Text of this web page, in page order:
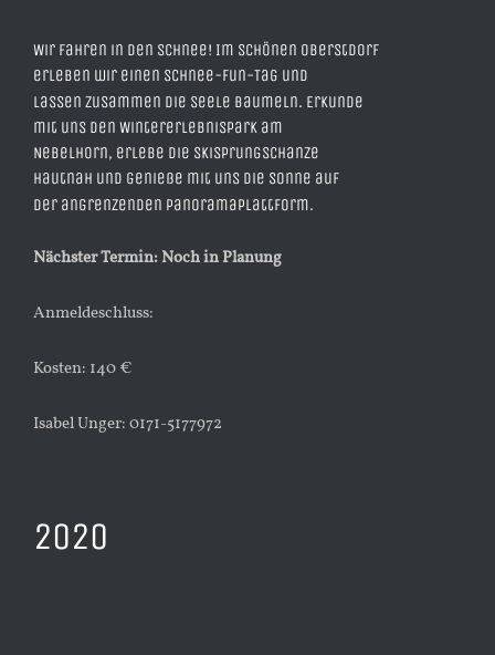
Wir fahren in den Schnee! Im schönen Oberstdorf
erleben wir einen Schnee-Fun-Tag und
lassen zusammen die Seele baumeln. Erkunde
mit uns den Wintererlebnispark am
Nebelhorn, erlebe die Skisprungschanze
hautnah und genieße mit uns die Sonne auf
der angrenzenden Panoramaplattform.
Nächster Termin: Noch in Planung
Anmeldeschluss:
Kosten: 140 €
Isabel Unger: 0171-5177972
2020